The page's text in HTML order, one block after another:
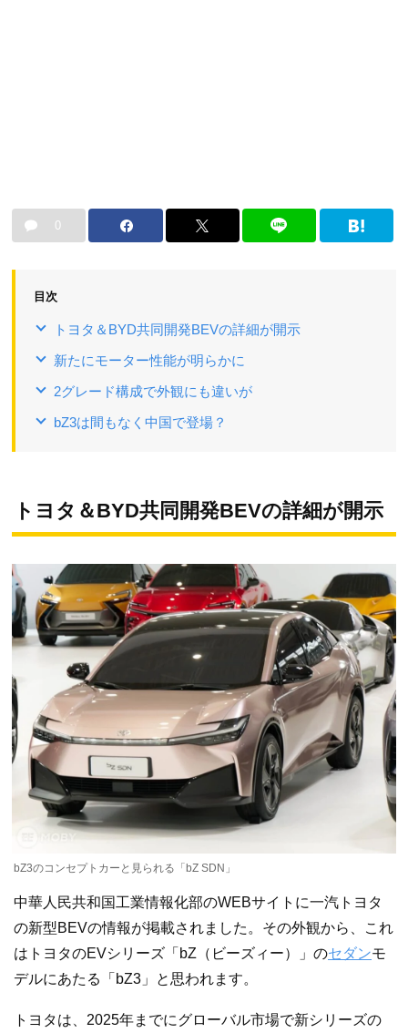
0
目次
トヨタ＆BYD共同開発BEVの詳細が開示
新たにモーター性能が明らかに
2グレード構成で外観にも違いが
bZ3は間もなく中国で登場？
トヨタ＆BYD共同開発BEVの詳細が開示
bZ3のコンセプトカーと見られる「bZ SDN」
中華人民共和国工業情報化部のWEBサイトに一汽トヨタ
の新型BEVの情報が掲載されました。その外観から、これ
はトヨタのEVシリーズ「bZ（ビーズィー）」のセダンモ
デルにあたる「bZ3」と思われます。
トヨタは、2025年までにグローバル市場で新シリーズの